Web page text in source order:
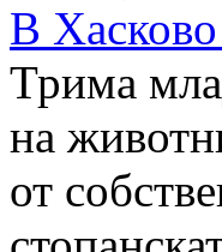
В
Трима
на
от